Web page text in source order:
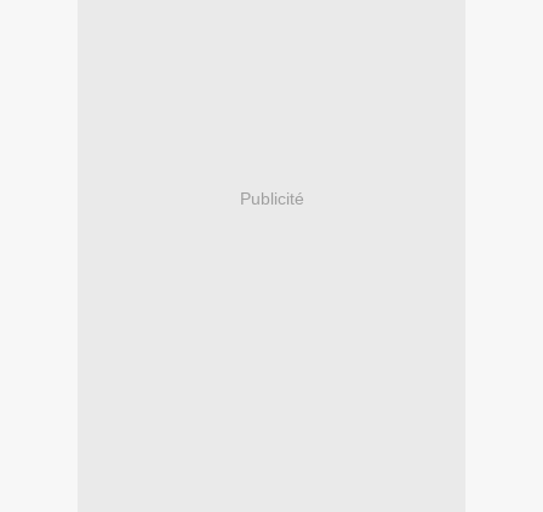
Publicité